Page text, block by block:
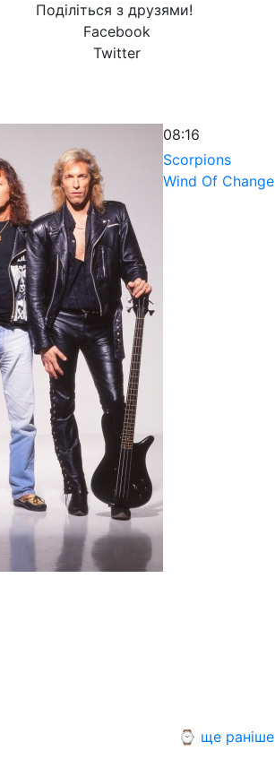
Поділіться з друзями!
Facebook
Twitter
08:16
Scorpions
Wind Of Change
⌚ ще раніше